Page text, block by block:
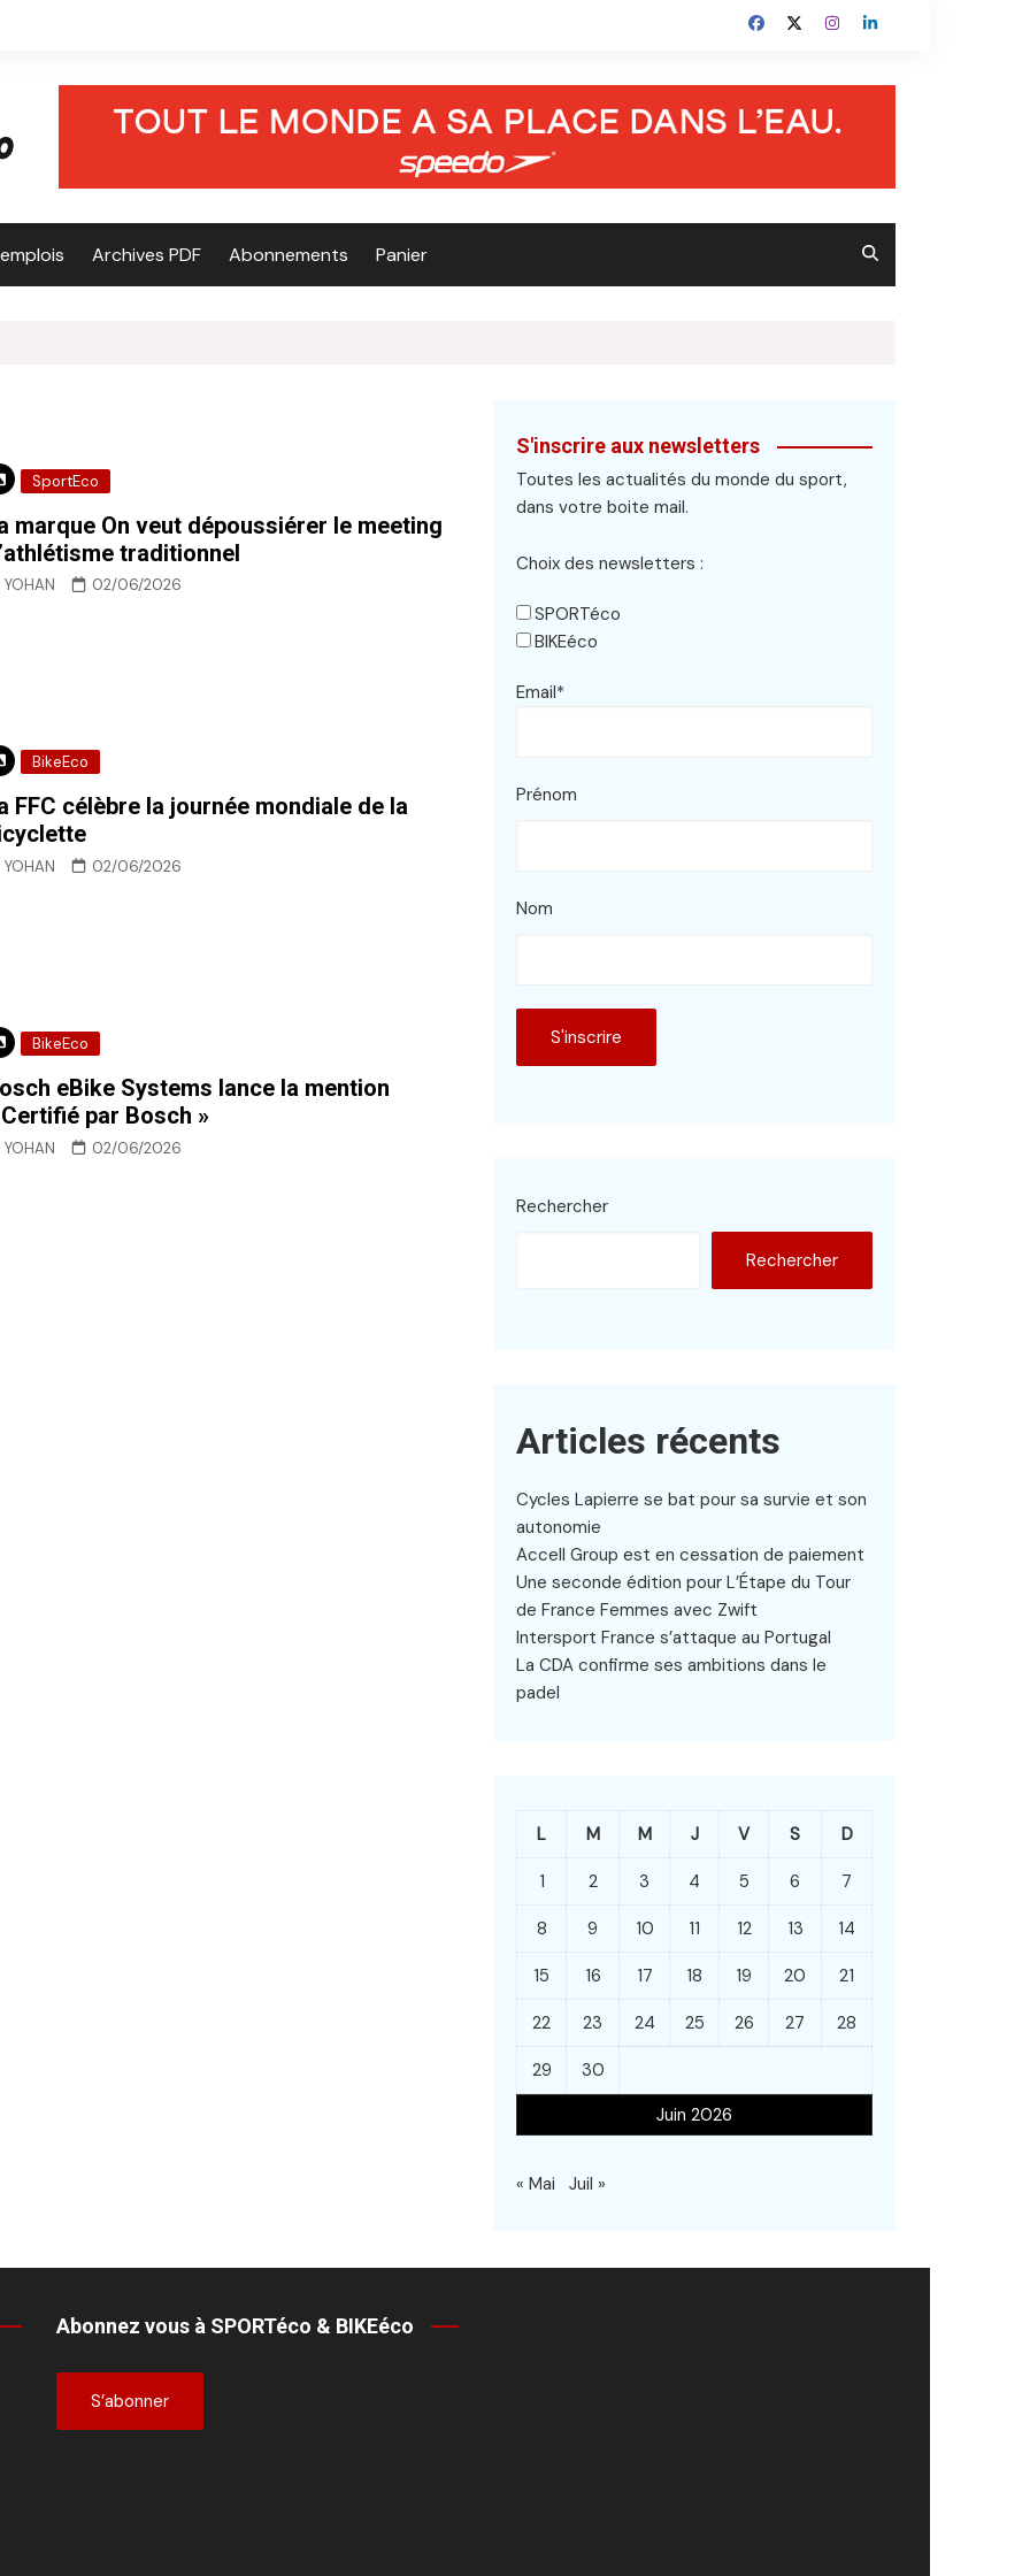
Archives PDF Abonnements Panier
SportEco
marque On veut dépoussiérer le meeting
traditionnel
YOHAN 02/06/2026
BikeEco
FFC célèbre la journée mondiale de la
YOHAN 02/06/2026
BikeEco
eBike Systems lance la mention
par Bosch »
YOHAN 02/06/2026
S'inscrire aux newsletters
Toutes les actualités du monde du sport,
dans votre boite mail.
Choix des newsletters :
SPORTéco
BIKEéco
Email*
Prénom
Nom
Rechercher
Rechercher
Articles récents
Cycles Lapierre se bat pour sa survie et son
autonomie
Accell Group est en cessation de paiement
Une seconde édition pour L’Étape du Tour
de France Femmes avec Zwift
Intersport France s’attaque au Portugal
La CDA confirme ses ambitions dans le
padel
Juin 2026
L M M J V S D
1 2 3 4 5 6 7
8 9 10 11 12 13 14
15 16 17 18 19 20 21
22 23 24 25 26 27 28
29 30
« Mai Juil »
Abonnez vous à SPORTéco & BIKEéco
S’abonner